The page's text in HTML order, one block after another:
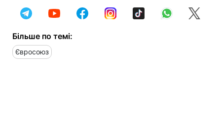
Більше по темі:
Євросоюз